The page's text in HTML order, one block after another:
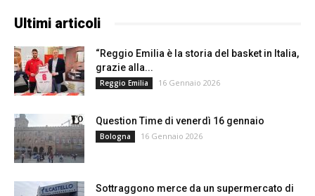
Ultimi articoli
“Reggio Emilia è la storia del basket in Italia,
grazie alla...
Reggio Emilia 16 Gennaio 2026
Question Time di venerdì 16 gennaio
Bologna 16 Gennaio 2026
Sottraggono merce da un supermercato di